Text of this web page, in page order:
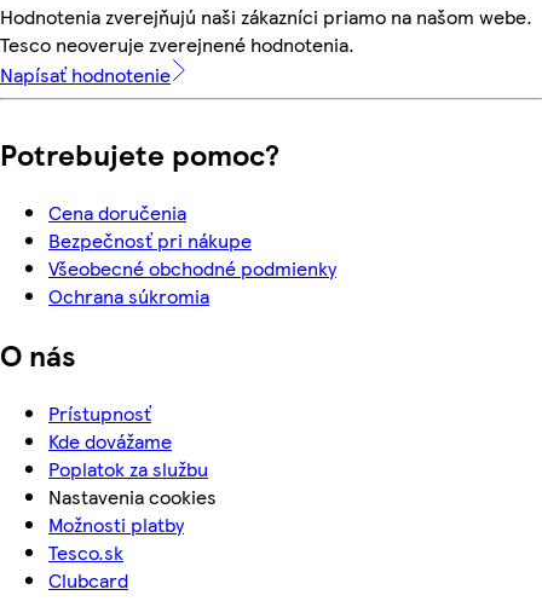
Hodnotenia zverejňujú naši zákazníci priamo na našom webe.
Tesco neoveruje zverejnené hodnotenia.
Napísať hodnotenie
Potrebujete pomoc?
Cena doručenia
Bezpečnosť pri nákupe
Všeobecné obchodné podmienky
Ochrana súkromia
O nás
Prístupnosť
Kde dovážame
Poplatok za službu
Nastavenia cookies
Možnosti platby
Tesco.sk
Clubcard